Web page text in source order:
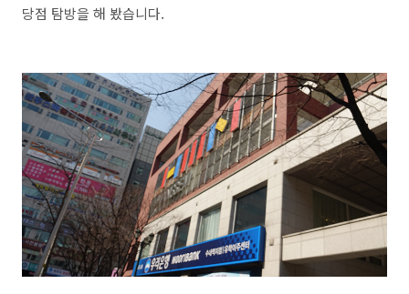
당점 탐방을 해 봤습니다.